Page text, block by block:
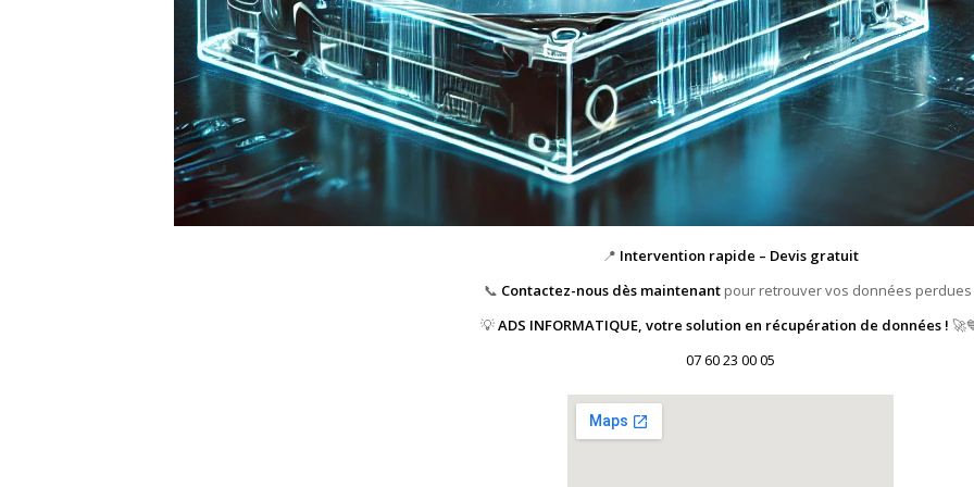
📍 Intervention rapide – Devis gratuit
📞 Contactez-nous dès maintenantpour retrouver vos données perdues
💡ADS INFORMATIQUE, votre solution en récupération de données !
07 60 23 00 05